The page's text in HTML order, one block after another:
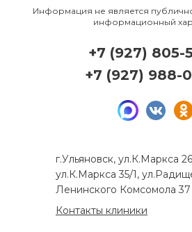
Информация не является
информационный
г.Ульяновск, ул.К.Маркса
ул.К.Маркса 35/1,
Ленинского Комсомола 37
Контакты клиники
+7 (927) 805-
+7 (927) 988-